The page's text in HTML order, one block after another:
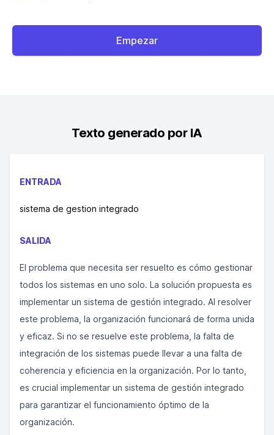
Empezar
Texto generado por IA
ENTRADA
sistema de gestion integrado
SALIDA
El problema que necesita ser resuelto es cómo gestionar
todos los sistemas en uno solo. La solución propuesta es
implementar un sistema de gestión integrado. Al resolver
este problema, la organización funcionará de forma unida
y eficaz. Si no se resuelve este problema, la falta de
integración de los sistemas puede llevar a una falta de
coherencia y eficiencia en la organización. Por lo tanto,
es crucial implementar un sistema de gestión integrado
para garantizar el funcionamiento óptimo de la
organización.